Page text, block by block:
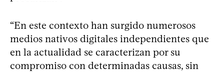
“En este contexto han surgido numerosos
medios nativos digitales independientes que
en la actualidad se caracterizan por su
compromiso con determinadas causas, sin